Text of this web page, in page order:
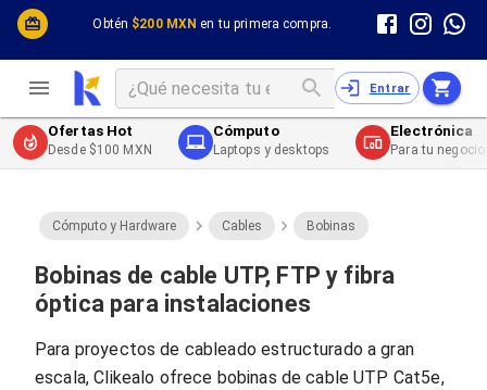
Obtén $200 MXN en tu primera compra.
Cómputo y Hardware
Desktop y Portátiles
Impresión y Consumibles
Celulares y Telefonía
Energía
Entrar
Cómputo y Hardware
Cables
Cables PC
Cables PC USB
Cables PC Serial
Cables PC SATA / eSATA
Cables PC SAS
Cables PC VGA / HD15
Cables de Audio / Video AUX
Cables de Audio / Video VGA
Cables de Audio / Video RCA
Cables de Audio / Video Toslink
Cables de Audio / Video DVI
Cables de Energía
Cables de Poder (Interno)
Ofertas Hot
Desde $100 MXN
Cómputo
Laptops y desktops
Electrónica
Para tu
Cómputo y Hardware Cables Bobinas
Bobinas de cable UTP, FTP y fibra
óptica para instalaciones
Para proyectos de cableado estructurado a gran
escala, Clikealo ofrece bobinas de cable UTP Cat5e,